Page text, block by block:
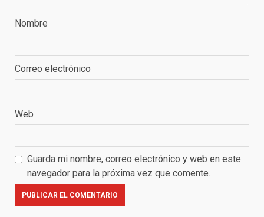
Nombre
Correo electrónico
Web
Guarda mi nombre, correo electrónico y web en este
navegador para la próxima vez que comente.